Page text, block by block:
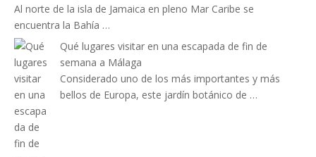
Al norte de la isla de Jamaica en pleno Mar Caribe se
encuentra la Bahía …
Qué lugares visitar en una escapada de fin de
semana a Málaga
Considerado uno de los más importantes y más
bellos de Europa, este jardín botánico de …